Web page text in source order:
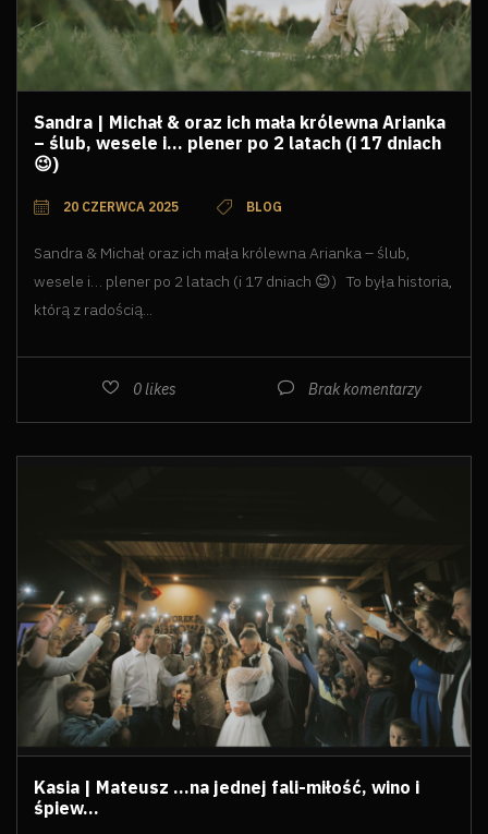
Sandra | Michał & oraz ich mała królewna Arianka
– ślub, wesele i… plener po 2 latach (i 17 dniach
😉)
20 CZERWCA 2025 BLOG
Sandra & Michał oraz ich mała królewna Arianka – ślub,
wesele i… plener po 2 latach (i 17 dniach 😉) To była historia,
którą z radością...
0likes Brak komentarzy
Kasia | Mateusz ...na jednej fali-miłość, wino i
śpiew...